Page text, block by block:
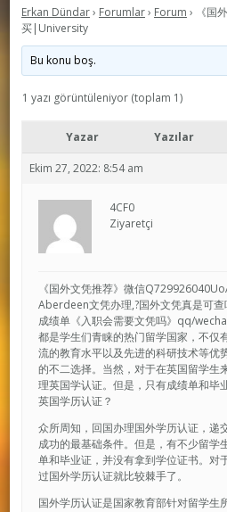
Erkan Dündar› Forumlar› Forum ›
《国
买|University
Bu konu boş.
1 yazı görüntüleniyor (toplam 1)
Yazar Yazılar
Ekim 27, 2022: 8:54 am
4CF0
Ziyaretçi
《国外文凭推荐》微信
Aberdeen文凭办理,?国外文凭真是可
成绩单《入职会需要文凭吗》qq/
都是学生们青睐的热门留学国家，不仅
流的教育水平以及先进的科研技术等优
的不二选择。当然，对于在英国留学生
理英国学认证。但是，只有成绩单和毕
英国学历认证？
众所周知，回国办理国外学历认证，递
成功的最基础条件。但是，有不少留学
单和毕业证，并没有拿到学位证书。对
过国外学历认证就比较棘手了。
国外学历认证是国家教育部针对留学生